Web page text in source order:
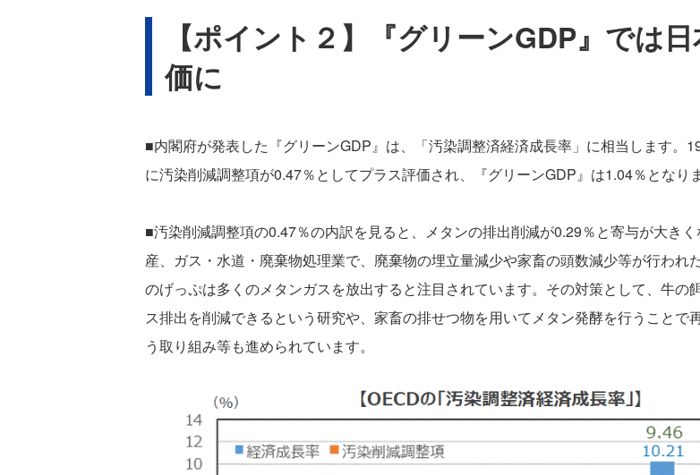
【ポイント２】『グリーンGDP』では
価に
■内閣府が発表した『グリーンGDP』は、「汚染調整済経済成長率」に相当します。
に汚染削減調整項が0.47％としてプラス評価され、『グリーンGDP』は1.04％となりま
■汚染削減調整項の0.47％の内訳を見ると、メタンの排出削減が0.29％と寄与が大き
産、ガス・水道・廃棄物処理業で、廃棄物の埋立量減少や家畜の頭数減少等が行わ
のげっぷは多くのメタンガスを放出すると注目されています。その対策として、牛
ス排出を削減できるという研究や、家畜の排せつ物を用いてメタン発酵を行うこと
う取り組み等も進められています。